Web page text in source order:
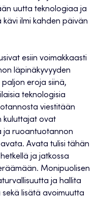
uutta teknologiaa ja
kävi ilmi kahden päivän
esiin voimakkaasti
läpinäkyvyyden
eroja siinä,
teknologisia
viestitään
kuluttajat ovat
ja ruoantuotannon
Avata tulisi tähän
ja jatkossa
Monipuolisen
ja hallita
lisätä avoimuutta